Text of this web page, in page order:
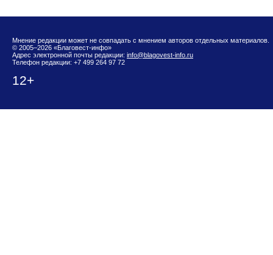
Мнение редакции может не совпадать с мнением авторов отдельных материалов.
© 2005–2026 «Благовест-инфо»
Адрес электронной почты редакции: info@blagovest-info.ru
Телефон редакции: +7 499 264 97 72
12+